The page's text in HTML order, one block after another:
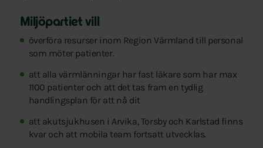
Miljöpartiet vill
överföra resurser inom Region Värmland till personal
som möter patienter.
att alla värmlänningar har fast läkare som har max
1100 patienter och att det tas fram en tydlig
handlingsplan för att nå dit
att akutsjukhusen i Arvika, Torsby och Karlstad finns
kvar och att mobila team fortsatt utvecklas.